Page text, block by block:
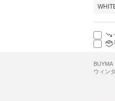
BUYMA
ウィン